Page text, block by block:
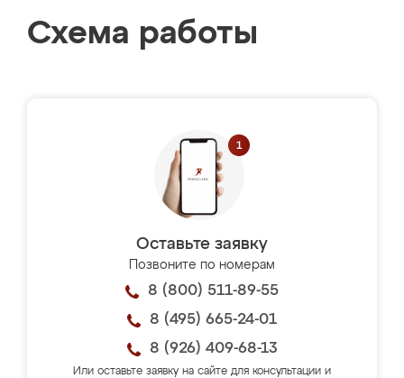
Схема работы
Оставьте заявку
Позвоните по номерам
8 (800) 511-89-55
8 (495) 665-24-01
8 (926) 409-68-13
Или оставьте заявку на сайте для консультации и